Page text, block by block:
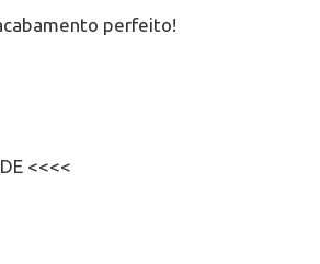
perfeito!
<<<<